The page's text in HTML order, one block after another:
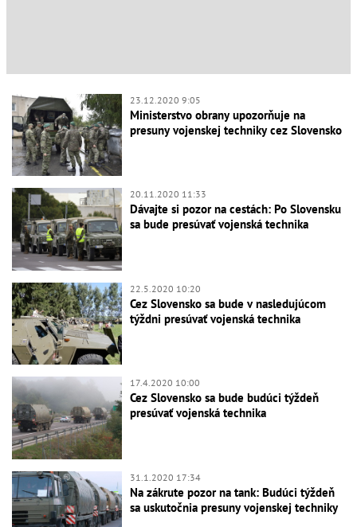
23.12.2020 9:05
Ministerstvo obrany upozorňuje na
presuny vojenskej techniky cez Slovensko
20.11.2020 11:33
Dávajte si pozor na cestách: Po Slovensku
sa bude presúvať vojenská technika
22.5.2020 10:20
Cez Slovensko sa bude v nasledujúcom
týždni presúvať vojenská technika
17.4.2020 10:00
Cez Slovensko sa bude budúci týždeň
presúvať vojenská technika
31.1.2020 17:34
Na zákrute pozor na tank: Budúci týždeň
sa uskutočnia presuny vojenskej techniky